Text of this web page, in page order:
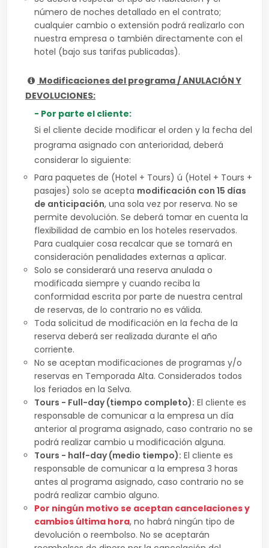
número de noches detallado en el contrato;
cualquier cambio o extensión podrá realizarlo con
nuestra empresa o también directamente con el
hotel (bajo sus tarifas publicadas).
Modificaciones del programa / ANULACIÓN Y
DEVOLUCIONES:
- Por parte el cliente:
Si el cliente decide modificar el orden y la fecha del
programa asignado con anterioridad, deberá
considerar lo siguiente:
Para paquetes de (Hotel + Tours) ú (Hotel + Tours +
pasajes) solo se acepta modificación con 15 días
de anticipación, una sola vez por reserva. No se
permite devolución. Se deberá tomar en cuenta la
flexibilidad de cambio en los hoteles reservados.
Para cualquier cosa recalcar que se tomará en
consideración penalidades externas a aplicar.
Solo se considerará una reserva anulada o
modificada siempre y cuando reciba la
conformidad escrita por parte de nuestra central
de reservas, de lo contrario no es válida.
Toda solicitud de modificación en la fecha de la
reserva deberá ser realizada durante el año
corriente.
No se aceptan modificaciones de programas y/o
reservas en Temporada Alta. Considerados todos
los feriados en la Selva.
Tours - Full-day (tiempo completo): El cliente es
responsable de comunicar a la empresa un día
anterior al programa asignado, caso contrario no se
podrá realizar cambio u modificación alguna.
Tours - half-day (medio tiempo): El cliente es
responsable de comunicar a la empresa 3 horas
antes al programa asignado, caso contrario no se
podrá realizar cambio alguno.
Por ningún motivo se aceptan cancelaciones y
cambios última hora, no habrá ningún tipo de
devolución o reembolso. No se aceptarán